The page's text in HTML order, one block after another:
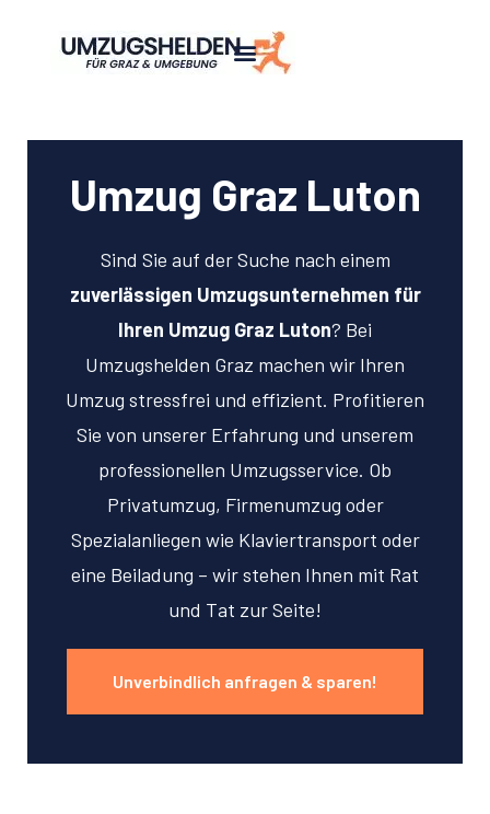
Umzug Graz Luton
Sind Sie auf der Suche nach einem
zuverlässigen Umzugsunternehmen für
Ihren Umzug Graz Luton? Bei
Umzugshelden Graz machen wir Ihren
Umzug stressfrei und effizient. Profitieren
Sie von unserer Erfahrung und unserem
professionellen Umzugsservice. Ob
Privatumzug, Firmenumzug oder
Spezialanliegen wie Klaviertransport oder
eine Beiladung – wir stehen Ihnen mit Rat
und Tat zur Seite!
Unverbindlich anfragen & sparen!